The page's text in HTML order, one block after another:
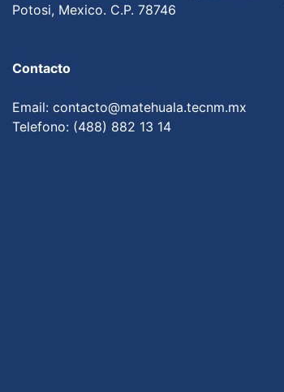
Potosi, Mexico. C.P. 78746
Contacto
Email: contacto@matehuala.tecnm.mx
Telefono: (488) 882 13 14